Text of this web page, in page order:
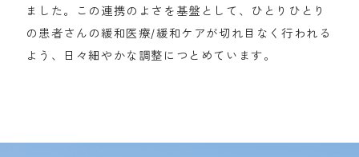
ました。この連携のよさを基盤として、ひとりひとり
の患者さんの緩和医療/緩和ケアが切れ目なく行われる
よう、日々細やかな調整につとめています。